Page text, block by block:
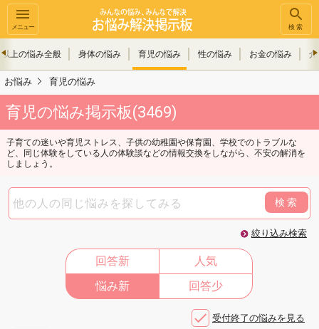
メニュー 検索
上の悩み全般 身体の悩み 育児の悩み 性の悩み お金の悩み
お悩み 育児の悩み
育児の悩み掲示板(3469)
子育ての迷いや育児ストレス、子供の幼稚園や保育園、学校でのトラブルな
ど、同じ体験をしている人の体験談などの情報交換をしながら、不安の解消を
しましょう。
検索
絞り込み検索
回答新
人気
悩み新
回答少
受付終了の悩みを見る